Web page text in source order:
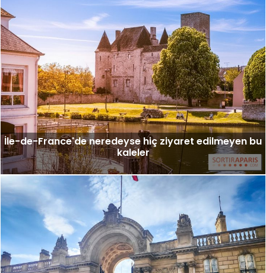
İle-de-France'de neredeyse hiç ziyaret edilmeyen bu
kaleler